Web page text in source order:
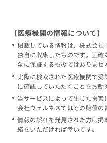
【医療機関の情報について】
掲載している情報は、株式会
独自に収集したものです。正
全に保証するものではありませ
実際に検索された医療機関で
に確認していただくことをお勧
当サービスによって生じた損
会社ウェルネスではその賠償の
情報の誤りを発見された方は掲
絡をいただければ幸いです。